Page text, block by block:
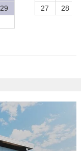
29
27
28